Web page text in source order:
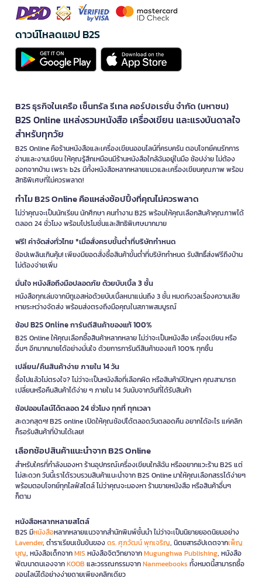
ดาวน์โหลดแอป B2S
B2S ธุรกิจในเครือ เซ็นทรัล รีเทล คอร์ปอเรชั่น จำกัด (มหาชน)
B2S Online แหล่งรวมหนังสือ เครื่องเขียน และแรงบันดาลใจ
สำหรับทุกวัย
B2S Online คือร้านหนังสือและเครื่องเขียนออนไลน์ที่ครบครัน ตอบโจทย์คนรักการ
อ่านและงานเขียน ให้คุณรู้สึกเหมือนมีร้านหนังสือใกล้ฉันอยู่ในมือ ช้อปง่าย ไม่ต้อง
ออกจากบ้าน เพราะ b2s มีทั้งหนังสือหลากหลายแนวและเครื่องเขียนคุณภาพ พร้อม
สิทธิพิเศษที่ไม่ควรพลาด!
ทำไม B2S Online คือแหล่งช้อปปิ้งที่คุณไม่ควรพลาด
ไม่ว่าคุณจะเป็นนักเรียน นักศึกษา คนทำงาน B2S พร้อมให้คุณเลือกสินค้าคุณภาพได้
ตลอด 24 ชั่วโมง พร้อมโปรโมชั่นและสิทธิพิเศษมากมาย
ฟรี! ค่าจัดส่งทั่วไทย *เมื่อสั่งครบขั้นต่ำที่บริษัทกำหนด
ช้อปเพลินเกินคุ้ม! เพียงมียอดสั่งซื้อสินค้าขั้นต่ำที่บริษัทกำหนด รับสิทธิ์ส่งฟรีถึงบ้าน
ไม่ต้องจ่ายเพิ่ม
มั่นใจ หนังสือถึงมือปลอดภัย ด้วยบับเบิ้ล 3 ชั้น
หนังสือทุกเล่มจากบีทูเอสห่อด้วยบับเบิ้ลหนาแน่นถึง 3 ชั้น หมดกังวลเรื่องความเสีย
หายระหว่างจัดส่ง พร้อมส่งตรงถึงมือคุณในสภาพสมบูรณ์
ช้อป B2S Online การันตีสินค้าของแท้ 100%
B2S Online ให้คุณเลือกซื้อสินค้าหลากหลาย ไม่ว่าจะเป็นหนังสือ เครื่องเขียน หรือ
อื่นๆ อีกมากมายได้อย่างมั่นใจ ด้วยการการันตีสินค้าของแท้ 100% ทุกชิ้น
เปลี่ยน/คืนสินค้าง่าย ภายใน 14 วัน
ซื้อไปแล้วไม่ตรงใจ? ไม่ว่าจะเป็นหนังสือที่เลือกผิด หรือสินค้ามีปัญหา คุณสามารถ
เปลี่ยนหรือคืนสินค้าได้ง่าย ๆ ภายใน 14 วันนับจากวันที่ได้รับสินค้า
ช้อปออนไลน์ได้ตลอด 24 ชั่วโมง ทุกที่ ทุกเวลา
สะดวกสุดๆ! B2S online เปิดให้คุณช้อปได้ตลอดวันตลอดคืน อยากได้อะไร แค่คลิก
ก็รอรับสินค้าที่บ้านได้เลย!
เลือกช้อปสินค้าแนะนำจาก B2S Online
สำหรับใครที่กำลังมองหา ร้านอุปกรณ์เครื่องเขียนใกล้ฉัน หรืออยากแวะร้าน B2S แต่
ไม่สะดวก วันนี้เราได้รวบรวมสินค้าแนะนำจาก B2S Online มาให้คุณเลือกสรรได้ง่ายๆ
พร้อมตอบโจทย์ทุกไลฟ์สไตล์ ไม่ว่าคุณจะมองหา ร้านขายหนังสือ หรือสินค้าอื่นๆ
ก็ตาม
หนังสือหลากหลายสไตล์
B2S มีหนังสือหลากหลายแนวจากสำนักพิมพ์ชั้นนำ ไม่ว่าจะเป็นนิยายยอดนิยมอย่าง
Lavender, ตำราเรียนเข้มข้นของดร. ศุภวัฒน์ พุกเจริญ, นิตยสารอัปเดตจากเพ็ญ
บุญ, หนังสือเด็กจากMIS หนังสือจิตวิทยาจากMugunghwa Publishing, หนังสือ
พัฒนาตนเองจากKOOB และวรรณกรรมจากNanmeebooks ทั้งหมดนี้สามารถซื้อ
ออนไลน์ได้อย่างง่ายดายเพียงคลิกเดียว